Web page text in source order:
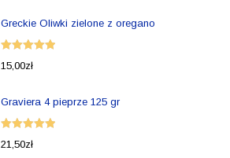
Greckie Oliwki zielone z oregano
Oceniono
15,00zł
Graviera 4 pieprze 125 gr
Oceniono
21,50zł